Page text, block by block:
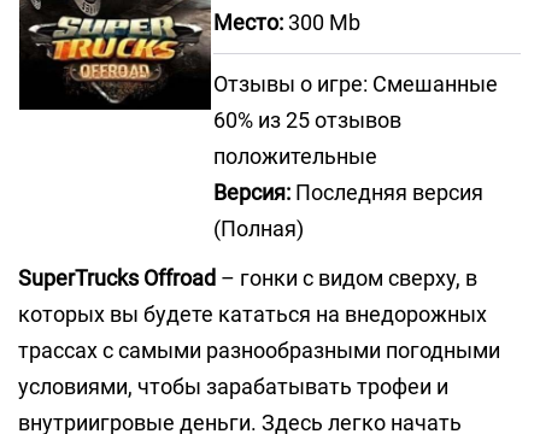
Место: 300 Mb
Отзывы о игре: Смешанные
60% из 25 отзывов
положительные
Версия: Последняя версия
(Полная)
SuperTrucks Offroad – гонки с видом сверху, в
которых вы будете кататься на внедорожных
трассах с самыми разнообразными погодными
условиями, чтобы зарабатывать трофеи и
внутриигровые деньги. Здесь легко начать